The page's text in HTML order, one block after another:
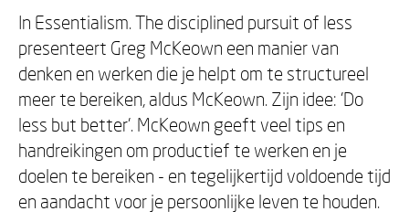
In Essentialism. The disciplined pursuit of less
presenteert Greg McKeown een manier van
denken en werken die je helpt om te structureel
meer te bereiken, aldus McKeown. Zijn idee: 'Do
less but better'. McKeown geeft veel tips en
handreikingen om productief te werken en je
doelen te bereiken - en tegelijkertijd voldoende tijd
en aandacht voor je persoonlijke leven te houden.